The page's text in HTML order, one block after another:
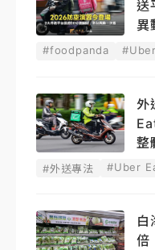
送
異
#foodpanda
外
整
#外送專法 #Uber
白
倍